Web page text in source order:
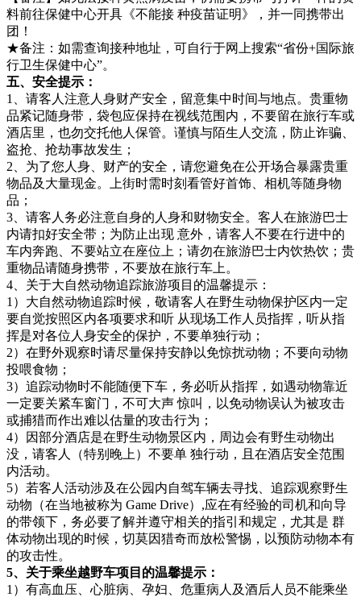
料前往保健中心开具《不能接 种疫苗证明》，并一同携带出
团！
★备注：如需查询接种地址，可自行于网上搜索“省份+国际旅
行卫生保健中心”。
五、安全提示：
1、请客人注意人身财产安全，留意集中时间与地点。贵重物
品紧记随身带，袋包应保持在视线范围内，不要留在旅行车或
酒店里，也勿交托他人保管。谨慎与陌生人交流，防止诈骗、
盗抢、抢劫事故发生；
2、为了您人身、财产的安全，请您避免在公开场合暴露贵重
物品及大量现金。上街时需时刻看管好首饰、相机等随身物
品；
3、请客人务必注意自身的人身和财物安全。客人在旅游巴士
内请扣好安全带；为防止出现 意外，请客人不要在行进中的
车内奔跑、不要站立在座位上；请勿在旅游巴士内饮热饮；贵
重物品请随身携带，不要放在旅行车上。
4、关于大自然动物追踪旅游项目的温馨提示：
1）大自然动物追踪时候，敬请客人在野生动物保护区内一定
要自觉按照区内各项要求和听 从现场工作人员指挥，听从指
挥是对各位人身安全的保护，不要单独行动；
2）在野外观察时请尽量保持安静以免惊扰动物；不要向动物
投喂食物；
3）追踪动物时不能随便下车，务必听从指挥，如遇动物靠近
一定要关紧车窗门，不可大声 惊叫，以免动物误认为被攻击
或捕猎而作出难以估量的攻击行为；
4）因部分酒店是在野生动物景区内，周边会有野生动物出
没，请客人（特别晚上）不要单 独行动，且在酒店安全范围
内活动。
5）若客人活动涉及在公园内自驾车辆去寻找、追踪观察野生
动物（在当地被称为 Game Drive）,应在有经验的司机和向导
的带领下，务必要了解并遵守相关的指引和规定，尤其是 群
体动物出现的时候，切莫因猎奇而放松警惕，以预防动物本有
的攻击性。
5、关于乘坐越野车项目的温馨提示：
1）有高血压、心脏病、孕妇、危重病人及酒后人员不能乘坐